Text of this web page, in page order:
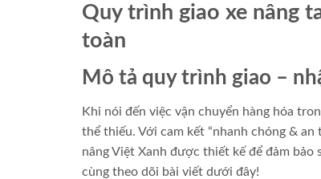
Quy trình giao xe nâng
toàn
Mô tả quy trình giao –
Khi nói đến việc vận chuyển hàng hóa
thể thiếu. Với cam kết “nhanh chóng &
nâng Việt Xanh được thiết kế để đảm
cùng theo dõi bài viết dưới đây!